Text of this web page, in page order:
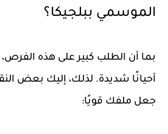
الموسمي ببلجيكا؟
بما أن الطلب كبير على هذه
أحيانًا شديدة. لذلك، إليك بعض
جعل ملفك قويًا: